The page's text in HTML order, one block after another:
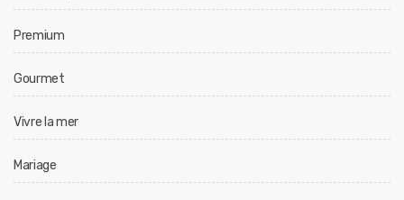
Premium
Gourmet
Vivre la mer
Mariage